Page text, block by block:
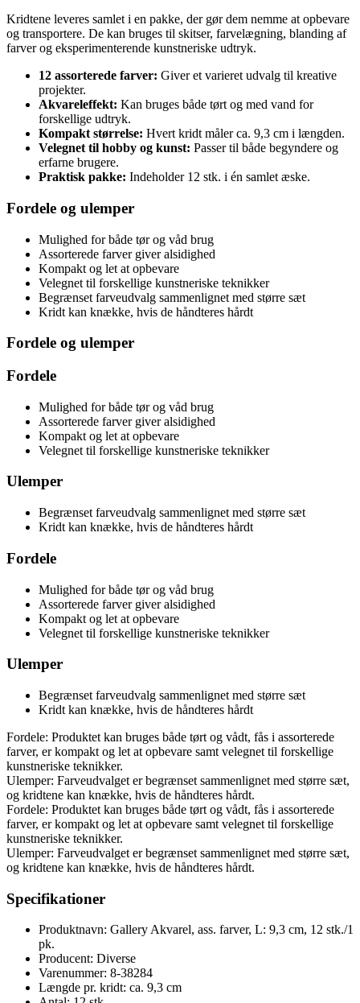
Kridtene leveres samlet i en pakke, der gør dem nemme at opbevare
og transportere. De kan bruges til skitser, farvelægning, blanding af
farver og eksperimenterende kunstneriske udtryk.
12 assorterede farver: Giver et varieret udvalg til kreative
projekter.
Akvareleffekt: Kan bruges både tørt og med vand for
forskellige udtryk.
Kompakt størrelse: Hvert kridt måler ca. 9,3 cm i længden.
Velegnet til hobby og kunst: Passer til både begyndere og
erfarne brugere.
Praktisk pakke: Indeholder 12 stk. i én samlet æske.
Fordele og ulemper
Mulighed for både tør og våd brug
Assorterede farver giver alsidighed
Kompakt og let at opbevare
Velegnet til forskellige kunstneriske teknikker
Begrænset farveudvalg sammenlignet med større sæt
Kridt kan knække, hvis de håndteres hårdt
Fordele og ulemper
Fordele
Mulighed for både tør og våd brug
Assorterede farver giver alsidighed
Kompakt og let at opbevare
Velegnet til forskellige kunstneriske teknikker
Ulemper
Begrænset farveudvalg sammenlignet med større sæt
Kridt kan knække, hvis de håndteres hårdt
Fordele
Mulighed for både tør og våd brug
Assorterede farver giver alsidighed
Kompakt og let at opbevare
Velegnet til forskellige kunstneriske teknikker
Ulemper
Begrænset farveudvalg sammenlignet med større sæt
Kridt kan knække, hvis de håndteres hårdt
Fordele: Produktet kan bruges både tørt og vådt, fås i assorterede
farver, er kompakt og let at opbevare samt velegnet til forskellige
kunstneriske teknikker.
Ulemper: Farveudvalget er begrænset sammenlignet med større sæt,
og kridtene kan knække, hvis de håndteres hårdt.
Fordele: Produktet kan bruges både tørt og vådt, fås i assorterede
farver, er kompakt og let at opbevare samt velegnet til forskellige
kunstneriske teknikker.
Ulemper: Farveudvalget er begrænset sammenlignet med større sæt,
og kridtene kan knække, hvis de håndteres hårdt.
Specifikationer
Produktnavn: Gallery Akvarel, ass. farver, L: 9,3 cm, 12 stk./1
pk.
Producent: Diverse
Varenummer: 8-38284
Længde pr. kridt: ca. 9,3 cm